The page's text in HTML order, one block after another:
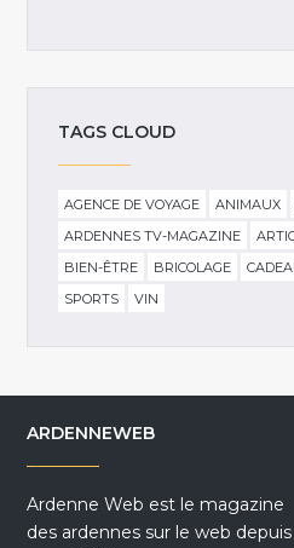
TAGS CLOUD
AGENCE DE VOYAGE ANIMAUX
ARDENNES TV-MAGAZINE
BIEN-ÊTRE
BRICOLAGE
SPORTS
VIN
ARDENNEWEB
Ardenne Web est le magazine
des ardennes sur le web depuis